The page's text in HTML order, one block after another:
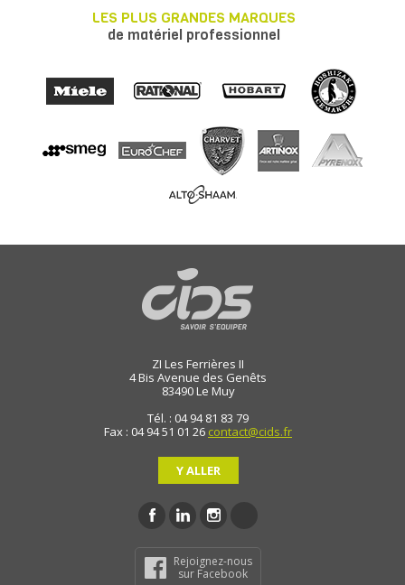
LES PLUS GRANDES MARQUES
de matériel professionnel
ZI Les Ferrières II
4 Bis Avenue des Genêts
83490Le Muy
Tél. : 04 94 81 83 79
Fax : 04 94 51 01 26 contact@cids.fr
Y ALLER
Rejoignez-nous
sur Facebook